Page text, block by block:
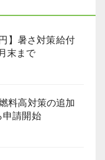
】暑さ対策給付
末まで
料高対策の追加
申請開始